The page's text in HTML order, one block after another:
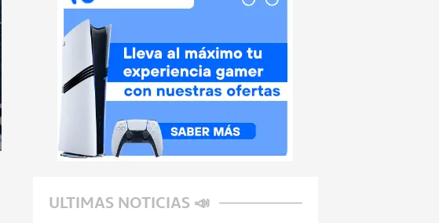
ULTIMAS NOTICIAS 📣